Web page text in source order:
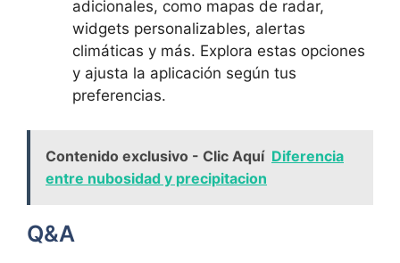
adicionales, como mapas de radar,
widgets personalizables, alertas
climáticas y más. Explora estas opciones
y ajusta la aplicación según tus
preferencias.
Contenido exclusivo - Clic Aquí Diferencia
entre nubosidad y precipitacion
Q&A